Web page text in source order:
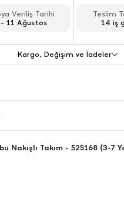
Veriliş Tarihi
11 Ağustos
Teslim
14 iş
Kargo, Değişim ve İadeler
Nakışlı Takım - 525168 (3-7